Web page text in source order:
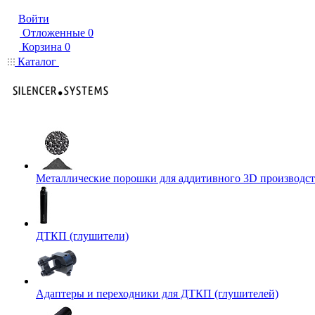
Войти
Отложенные 0
Корзина 0
Каталог
Металлические порошки для аддитивного 3D
ДТКП (глушители)
Адаптеры и переходники для ДТКП (глушителей)